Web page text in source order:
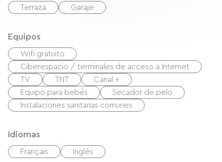
Terraza Garaje
Equipos
Wifi gratuito
Ciberespacio / terminales de acceso a Internet
TV
TNT
Canal +
Equipo para bebés
Secador de pelo
Instalaciones sanitarias comunes
Idiomas
Français Inglés